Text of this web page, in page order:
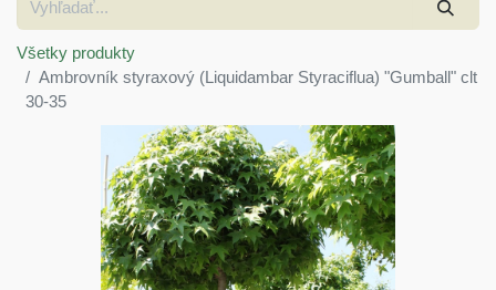
Všetky produkty
Ambrovník styraxový (Liquidambar Styraciflua) "Gumball" clt
30-35